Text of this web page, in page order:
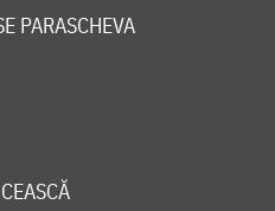
PARASCHEVA